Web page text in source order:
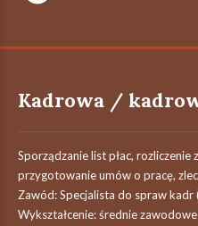
Kadrowa /
Sporządzanie list płac, rozliczenie
przygotowanie umów o pracę,
Zawód: Specjalista do spraw kadr
Wykształcenie: średnie